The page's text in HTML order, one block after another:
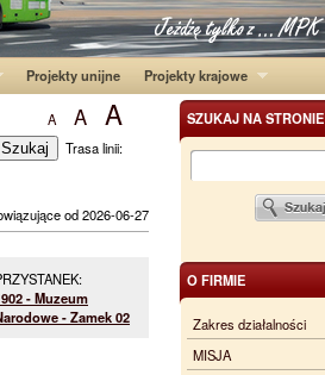
Projekty unijne Projekty krajowe
SZUKAJ NA STRONIE
O FIRMIE
Zakres działalności
MISJA
A A A
Trasa linii:
od 2026-06-27
- Muzeum
- Zamek 02